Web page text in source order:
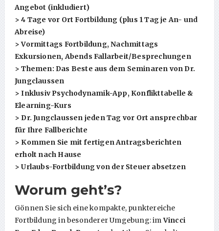
Angebot (inkludiert)
> 4 Tage vor Ort Fortbildung (plus 1 Tag je An- und
Abreise)
> Vormittags Fortbildung, Nachmittags
Exkursionen, Abends Fallarbeit/Besprechungen
> Themen: Das Beste aus dem Seminaren von Dr.
Jungclaussen
> Inklusiv Psychodynamik-App, Konflikttabelle &
Elearning-Kurs
> Dr. Jungclaussen jeden Tag vor Ort ansprechbar
für Ihre Fallberichte
> Kommen Sie mit fertigen Antragsberichten
erholt nach Hause
> Urlaubs-Fortbildung von der Steuer absetzen
Worum geht’s?
Gönnen Sie sich eine kompakte, punktereiche
Fortbildung in besonderer Umgebung: imVincci